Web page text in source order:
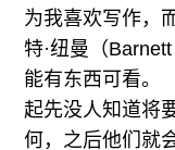
为我喜欢写作，
特·纽曼（
能有东西可看。
起先没人知道将
何，之后他们就